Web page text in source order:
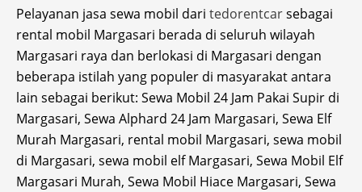
Pelayanan jasa sewa mobil dari tedorentcarsebagai
rental mobil Margasari berada di seluruh wilayah
Margasari raya dan berlokasi di Margasari dengan
beberapa istilah yang populer di masyarakat antara
lain sebagai berikut: Sewa Mobil 24 Jam Pakai Supir di
Margasari, Sewa Alphard 24 Jam Margasari, Sewa Elf
Murah Margasari, rental mobil Margasari, sewa mobil
di Margasari, sewa mobil elf Margasari, Sewa Mobil Elf
Margasari Murah, Sewa Mobil Hiace Margasari, Sewa